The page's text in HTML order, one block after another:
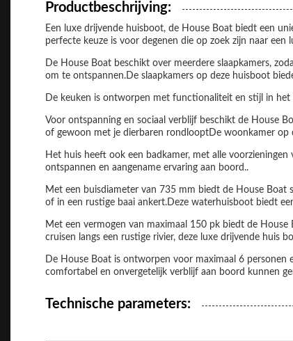
Productbeschrijving:
Een luxe drijvende huisboot, de House Boat biedt een
perfecte keuze is voor degenen die op zoek zijn naar
De House Boat beschikt over meerdere slaapkamers,
om te ontspannen.De slaapkamers op deze huisboot
De keuken is ontworpen met functionaliteit en stijl in
Voor ontspanning en sociaal verblijf beschikt de House
of gewoon met je dierbaren rondlooptDe woonkamer
Het huis heeft ook een badkamer, met alle
ontspannen en aangename ervaring aan boord..
Met een buisdiameter van 735 mm biedt de House Boat
of in een rustige baai ankert.Deze waterhuisboot biedt
Met een vermogen van maximaal 150 pk biedt de
cruisen langs een rustige rivier, deze luxe drijvende huis
De House Boat is ontworpen voor maximaal 6
comfortabel en onvergetelijk verblijf aan boord kunnen
Technische parameters: